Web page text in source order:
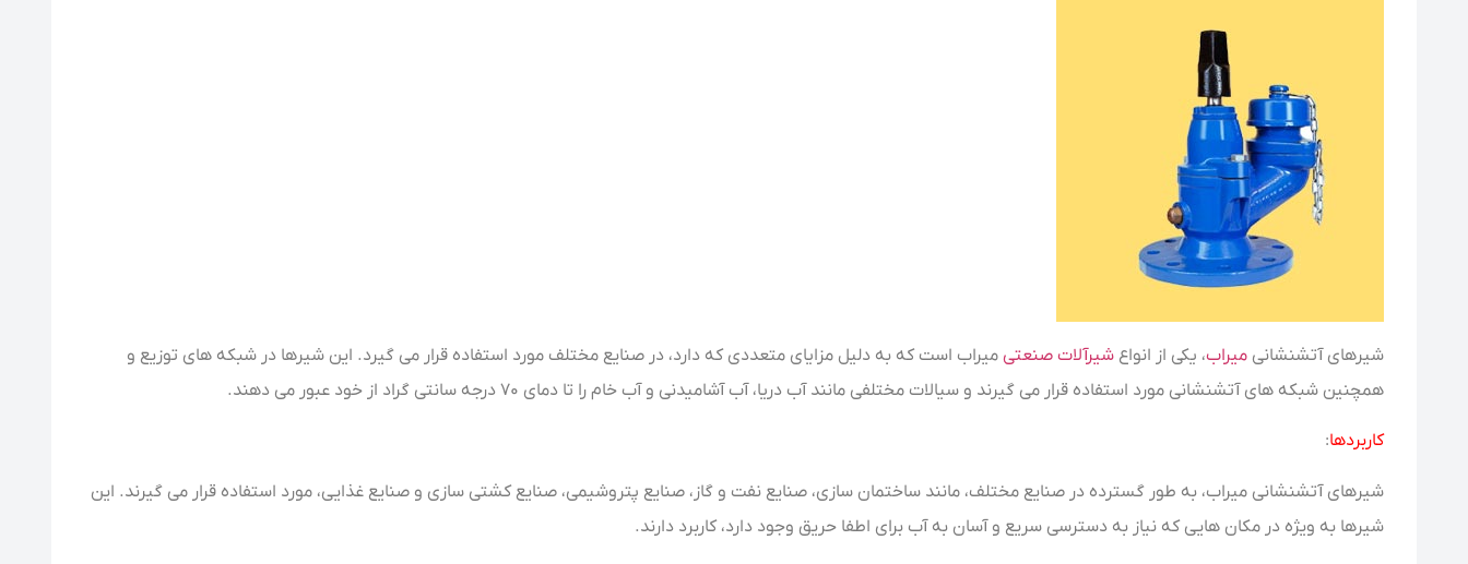
شیرهای آتشنشانی میراب، یکی از انواع شیرآلات صنعتی میراب است که به دلیل مزایای متعددی که دارد، در صنایع مختلف مورد استفاده قرار می گیرد. این شیرها در شبکه های توزیع و
همچنین شبکه های آتشنشانی مورد استفاده قرار می گیرند و سیالات مختلفی مانند آب دریا، آب آشامیدنی و آب خام را تا دمای ۷۰ درجه سانتی گراد از خود عبور می دهند.
کاربردها:
شیرهای آتشنشانی میراب، به طور گسترده در صنایع مختلف، مانند ساختمان سازی، صنایع نفت و گاز، صنایع پتروشیمی، صنایع کشتی سازی و صنایع غذایی، مورد استفاده قرار می گیرند. این
شیرها به ویژه در مکان هایی که نیاز به دسترسی سریع و آسان به آب برای اطفا حریق وجود دارد، کاربرد دارند.